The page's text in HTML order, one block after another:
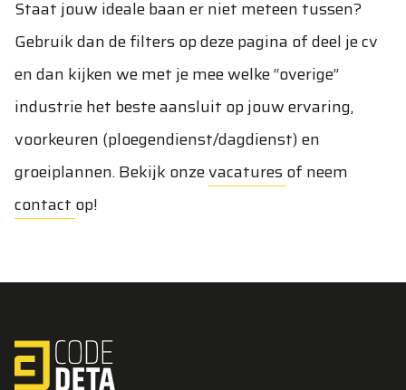
Staat jouw ideale baan er niet meteen tussen?
Gebruik dan de filters op deze pagina of deel je cv
en dan kijken we met je mee welke “overige”
industrie het beste aansluit op jouw ervaring,
voorkeuren (ploegendienst/dagdienst) en
groeiplannen. Bekijk onzevacaturesof neem
contact op!